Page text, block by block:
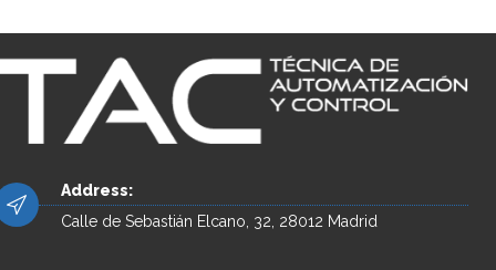
Address:
Calle de Sebastián Elcano, 32, 28012 Madrid